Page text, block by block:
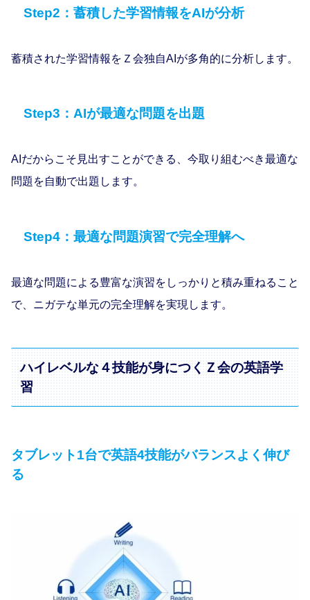
Step2：蓄積した学習情報をAIが分析
蓄積された学習情報をＺ会独自AIが多角的に分析します。
Step3：AIが最適な問題を出題
AIだからこそ見出すことができる、今取り組むべき最適な
問題を自動で出題します。
Step4：最適な問題演習で完全理解へ
最適な問題による豊富な演習をしっかりと積み重ねること
で、ニガテな単元の完全理解を実現します。
ハイレベルな４技能が⾝につくＺ会の英語学
習
タブレット1台で英語4技能がバランスよく伸び
る